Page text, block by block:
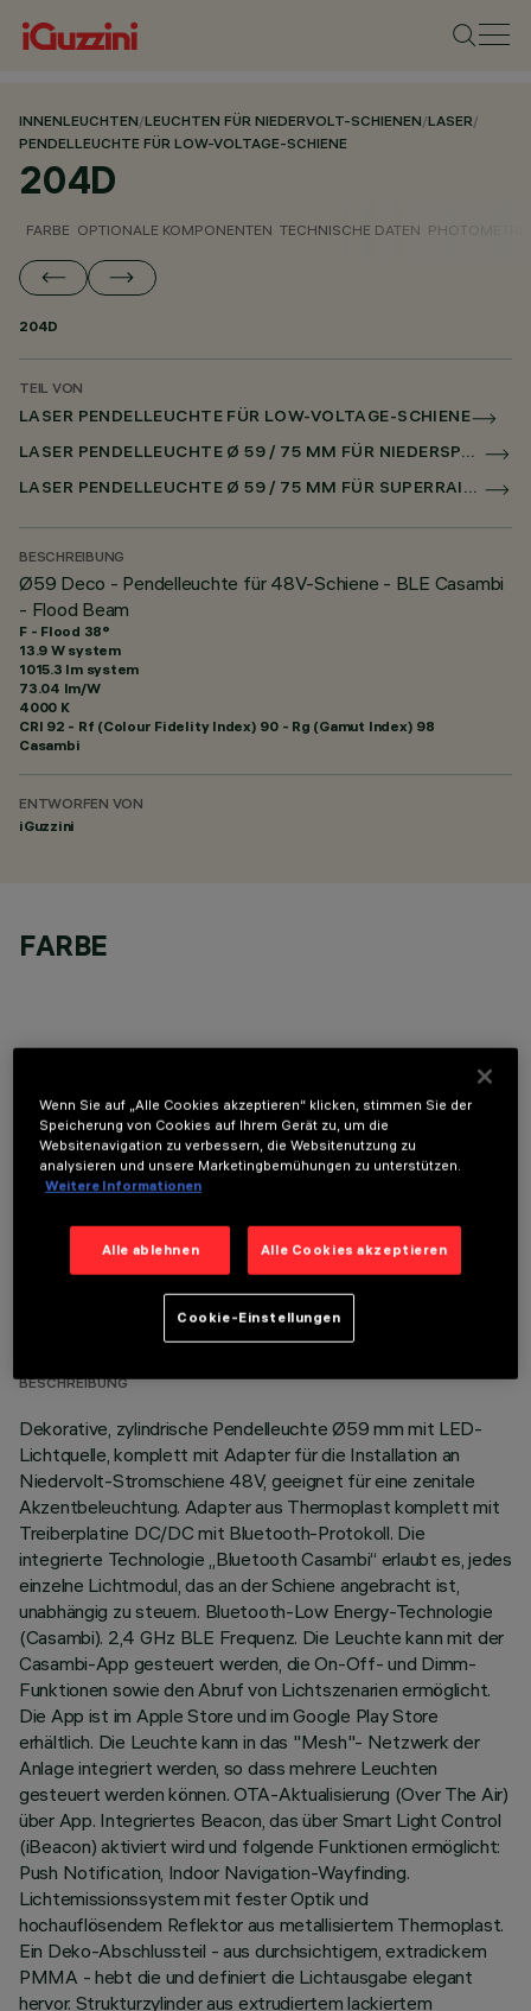
INNENLEUCHTEN/LEUCHTEN FÜR NIEDERVOLT-SCHIENEN/LASER/
PENDELLEUCHTE FÜR LOW-VOLTAGE-SCHIENE
204D
FARBE OPTIONALE KOMPONENTEN TECHNISCHE DATEN
204D
TEIL VON
LASER PENDELLEUCHTE FÜR LOW-VOLTAGE-SCHIENE
LASER PENDELLEUCHTE Ø 59 / 75 MM FÜR NIEDERSPANNUNGSSCHIENE CASAMBI
LASER PENDELLEUCHTE Ø 59 / 75 MM FÜR SUPERRAIL CASAMBI
BESCHREIBUNG
Ø59 Deco - Pendelleuchte für 48V-Schiene - BLE Casambi
- Flood Beam
F - Flood 38°
13.9 W system
1015.3 lm system
73.04 lm/W
4000 K
CRI 92 - Rf (Colour Fidelity Index) 90 - Rg (Gamut Index) 98
Casambi
ENTWORFEN VON
iGuzzini
FARBE
OPTIONALE KOMPONENTEN
TECHNISCHE DATEN
LETZTES UPDATE: 07.08.2026
BESCHREIBUNG
Dekorative, zylindrische Pendelleuchte Ø59 mm mit LED-
Lichtquelle, komplett mit Adapter für die Installation an
Niedervolt-Stromschiene 48V, geeignet für eine zenitale
Akzentbeleuchtung. Adapter aus Thermoplast komplett mit
Treiberplatine DC/DC mit Bluetooth-Protokoll. Die
integrierte Technologie „Bluetooth Casambi“ erlaubt es, jedes
einzelne Lichtmodul, das an der Schiene angebracht ist,
unabhängig zu steuern. Bluetooth-Low Energy-Technologie
(Casambi). 2,4 GHz BLE Frequenz. Die Leuchte kann mit der
Casambi-App gesteuert werden, die On-Off- und Dimm-
Funktionen sowie den Abruf von Lichtszenarien ermöglicht.
Die App ist im Apple Store und im Google Play Store
erhältlich. Die Leuchte kann in das "Mesh"- Netzwerk der
Anlage integriert werden, so dass mehrere Leuchten
gesteuert werden können. OTA-Aktualisierung (Over The Air)
über App. Integriertes Beacon, das über Smart Light Control
(iBeacon) aktiviert wird und folgende Funktionen ermöglicht:
Push Notification, Indoor Navigation-Wayfinding.
Lichtemissionssystem mit fester Optik und
hochauflösendem Reflektor aus metallisiertem Thermoplast.
Ein Deko-Abschlussteil - aus durchsichtigem, extradickem
PMMA - hebt die und definiert die Lichtausgabe elegant
hervor. Strukturzylinder aus extrudiertem lackiertem
Wenn Sie auf „Alle Cookies akzeptieren“ klicken, stimmen Sie der
Speicherung von Cookies auf Ihrem Gerät zu, um die
Websitenavigation zu verbessern, die Websitenutzung zu
analysieren und unsere Marketingbemühungen zu unterstützen.
Weitere Informationen
Alle ablehnen Alle Cookies akzeptieren
Cookie-Einstellungen